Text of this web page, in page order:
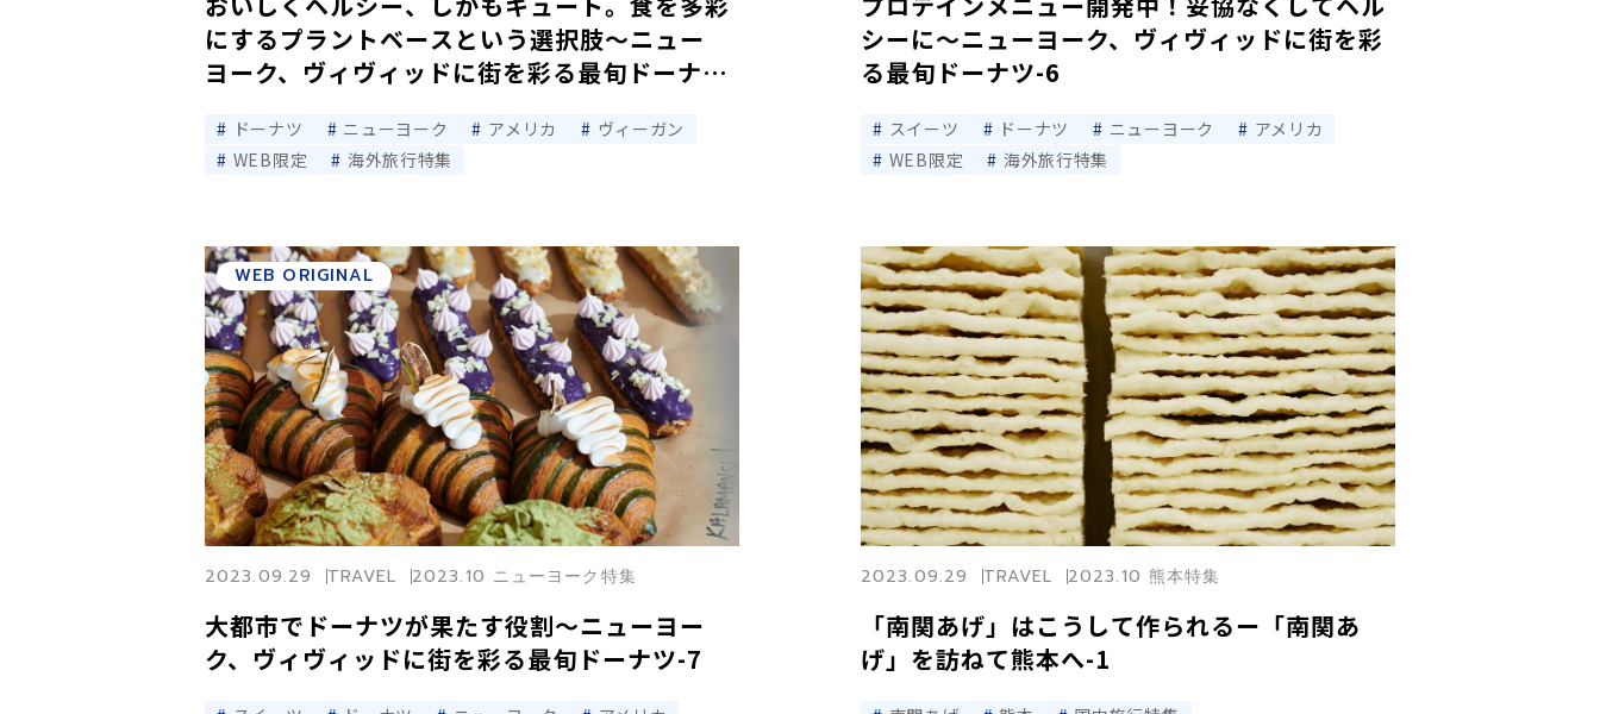
にするプラントベースという選択肢〜ニュー
ヨーク、ヴィヴィッドに街を彩る最旬ドーナツ-
ドーナツ ニューヨーク アメリカ
ヴィーガン
WEB限定
海外旅行特集
シーに〜ニューヨーク、ヴィヴィッドに街を彩
る最旬ドーナツ-6
スイーツ ドーナツ ニューヨーク
アメリカ
WEB限定
海外旅行特集
大都市でドーナツが果たす役割〜ニューヨー
ク、ヴィヴィッドに街を彩る最旬ドーナツ-7
2023.09.29 TRAVEL 2023.10 ニューヨーク特集
WEB ORIGINAL
「南関あげ」はこうして作られるー「南関あ
げ」を訪ねて熊本へ-1
2023.09.29 TRAVEL 2023.10 熊本特集